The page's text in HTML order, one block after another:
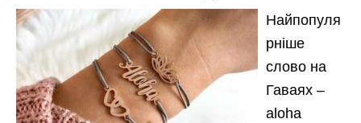
Найпопуля
рніше
слово на
Гаваях –
aloha